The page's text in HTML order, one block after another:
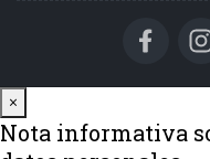
×
Nota informativa